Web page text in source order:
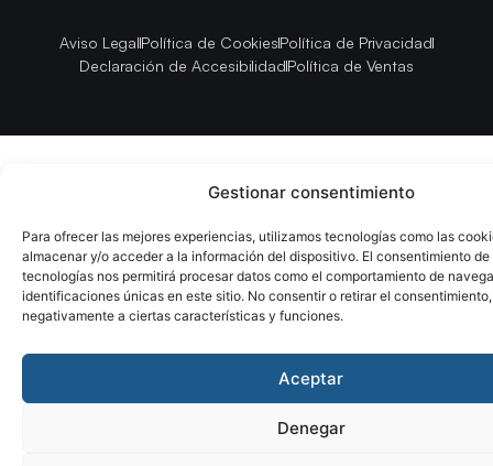
Gestionar consentimiento
Para ofrecer las mejores experiencias, utilizamos tecnologías como las
almacenar y/o acceder a la información del dispositivo. El consentimiento de
tecnologías nos permitirá procesar datos como el comportamiento de
identificaciones únicas en este sitio. No consentir o retirar el
negativamente a ciertas características y funciones.
Aceptar
Denegar
Aviso LegalPolítica de CookiesPolítica de Privacidad
Declaración de AccesibilidadPolítica de Ventas